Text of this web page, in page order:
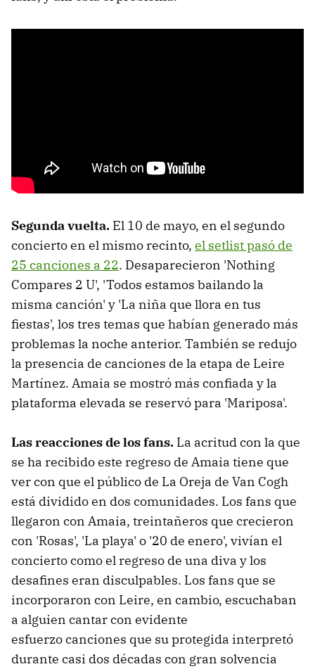
Segunda vuelta. El 10 de mayo, en el segundo
concierto en el mismo recinto, el setlist pasó de
25 canciones a 22. Desaparecieron 'Nothing
Compares 2 U', 'Todos estamos bailando la
misma canción' y 'La niña que llora en tus
fiestas', los tres temas que habían generado más
problemas la noche anterior. También se redujo
la presencia de canciones de la etapa de Leire
Martínez. Amaia se mostró más confiada y la
plataforma elevada se reservó para 'Mariposa'.
Las reacciones de los fans. La acritud con la que
se ha recibido este regreso de Amaia tiene que
ver con que el público de La Oreja de Van Cogh
está dividido en dos comunidades. Los fans que
llegaron con Amaia, treintañeros que crecieron
con 'Rosas', 'La playa' o '20 de enero', vivían el
concierto como el regreso de una diva y los
desafines eran disculpables. Los fans que se
incorporaron con Leire, en cambio, escuchaban
a alguien cantar con evidente
esfuerzo canciones que su protegida interpretó
durante casi dos décadas con gran solvencia